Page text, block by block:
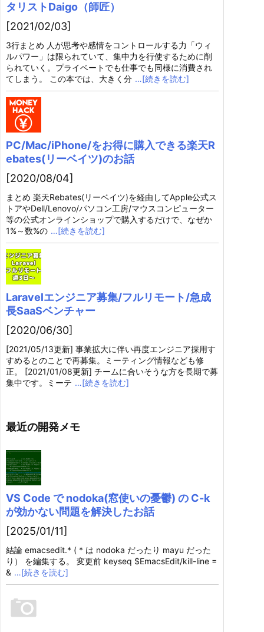
タリストDaigo（師匠）
[2021/02/03]
3行まとめ 人が思考や感情をコントロールする力「ウィ
ルパワー」は限られていて、集中力を行使するために削
られていく。プライベートでも仕事でも同様に消費され
てしまう。 この本では、大きく分 …[続きを読む]
PC/Mac/iPhone/をお得に購入できる楽天R
ebates(リーベイツ)のお話
[2020/08/04]
まとめ 楽天Rebates(リーベイツ)を経由してApple公式ス
トアやDell/Lenovo/パソコン工房/マウスコンピューター
等の公式オンラインショップで購入するだけで、なぜか
1%～数%の …[続きを読む]
Laravelエンジニア募集/フルリモート/急成
長SaaSベンチャー
[2020/06/30]
[2021/05/13更新] 事業拡大に伴い再度エンジニア採用す
すめるとのことで再募集。ミーティング情報なども修
正。 [2021/01/08更新] チームに合いそうな方を長期で募
集中です。ミーテ …[続きを読む]
最近の開発メモ
VS Code で nodoka(窓使いの憂鬱) の C-k
が効かない問題を解決したお話
[2025/01/11]
結論 emacsedit.* ( * は nodoka だったり mayu だった
り） を編集する。 変更前 keyseq $EmacsEdit/kill-line =
& …[続きを読む]